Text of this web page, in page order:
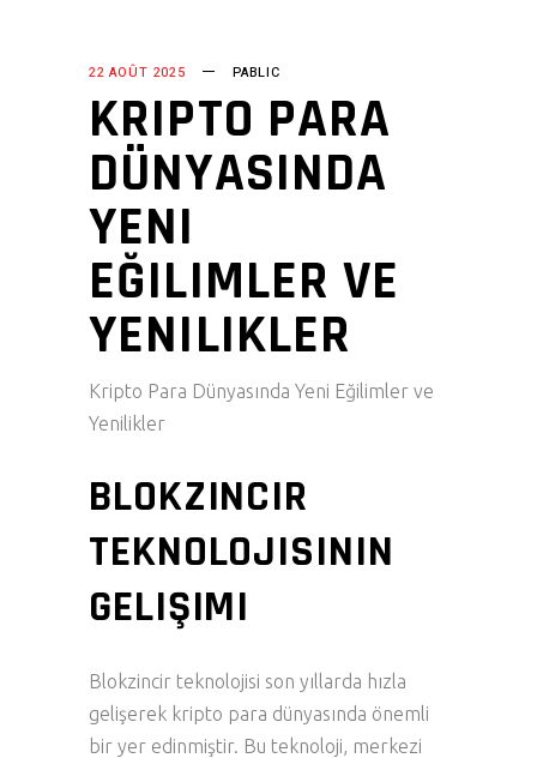
22 AOÛT 2025 PABLIC
KRIPTO PARA
DÜNYASINDA
YENI
EĞILIMLER VE
YENILIKLER
Kripto Para Dünyasında Yeni Eğilimler ve
Yenilikler
BLOKZINCIR
TEKNOLOJISININ
GELIŞIMI
Blokzincir teknolojisi son yıllarda hızla
gelişerek kripto para dünyasında önemli
bir yer edinmiştir. Bu teknoloji, merkezi